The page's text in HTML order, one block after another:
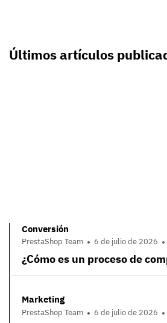
Últimos artículos
Conversión
PrestaShop Team 6 de julio de 2026
¿Cómo es un proceso de
Marketing
PrestaShop Team 6 de julio de 2026